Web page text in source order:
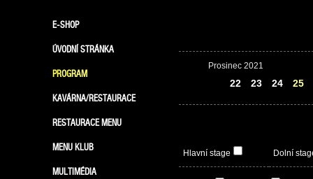
E-SHOP
ÚVODNÍ STRÁNKA
PROGRAM
KAVÁRNA/RESTAURACE
RESTAURACE MENU
MENU KLUB
MULTIMÉDIA
Prosinec 2021
22 23 24 25
Hlavní stage Dolní